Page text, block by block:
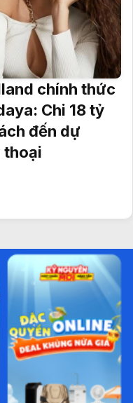
chính thức
Chi 18 tỷ
đến dự
thoại